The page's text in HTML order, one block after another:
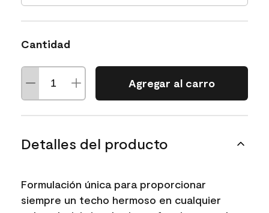
Cantidad
Agregar al carro
Detalles del producto
Formulación única para proporcionar
siempre un techo hermoso en cualquier